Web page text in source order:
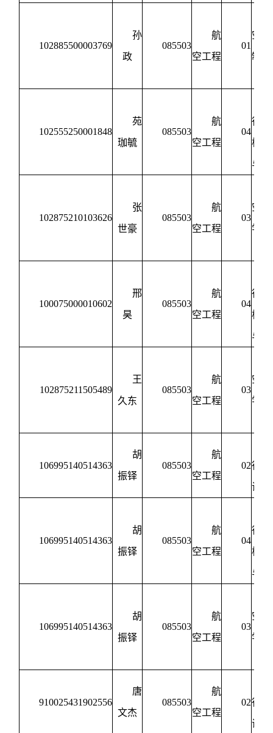
102885500003769
孙
政
085503
航
空工程
01
空
制
102555250001848
苑
珈毓
085503
航
空工程
04
行
构
与
102875210103626
张
世豪
085503
航
空工程
03
空
学
100075000010602
邢
昊
085503
航
空工程
04
行
构
与
102875211505489
王
久东
085503
航
空工程
03
空
学
106995140514363
胡
振铎
085503
航
空工程
02行
试
106995140514363
胡
振铎
085503
航
空工程
04
行
构
与
106995140514363
胡
振铎
085503
航
空工程
03
空
学
910025431902556
唐
文杰
085503
航
空工程
02行
试